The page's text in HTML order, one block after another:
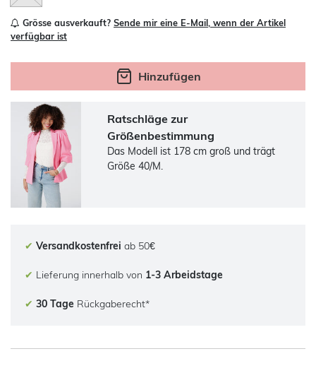
Grösse ausverkauft? Sende mir eine E-Mail, wenn der Artikel
verfügbar ist
Hinzufügen
Ratschläge zur
Größenbestimmung
Das Modell ist 178 cm groß und trägt
Größe 40/M.
✔ Versandkostenfrei ab 50€
✔ Lieferung innerhalb von 1-3 Arbeidstage
✔ 30 Tage Rückgaberecht*